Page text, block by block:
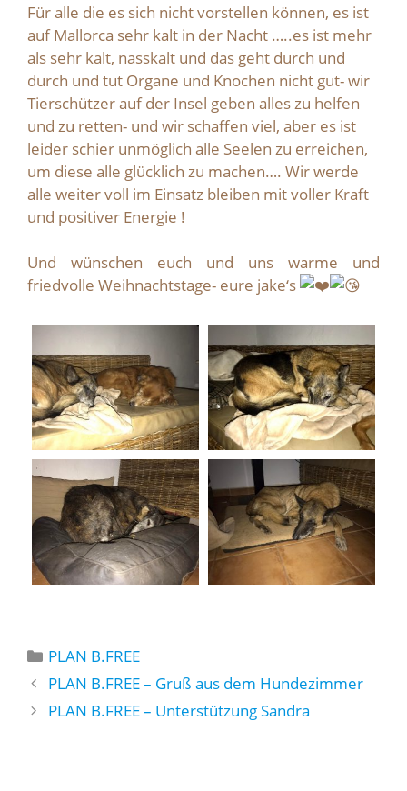
Für alle die es sich nicht vorstellen können, es ist
auf Mallorca sehr kalt in der Nacht …..es ist mehr
als sehr kalt, nasskalt und das geht durch und
durch und tut Organe und Knochen nicht gut- wir
Tierschützer auf der Insel geben alles zu helfen
und zu retten- und wir schaffen viel, aber es ist
leider schier unmöglich alle Seelen zu erreichen,
um diese alle glücklich zu machen…. Wir werde
alle weiter voll im Einsatz bleiben mit voller Kraft
und positiver Energie !
Und wünschen euch und uns warme und
friedvolle Weihnachtstage- eure jake‘s
Kategorien
PLAN B.FREE
PLAN B.FREE – Gruß aus dem Hundezimmer
PLAN B.FREE – Unterstützung Sandra